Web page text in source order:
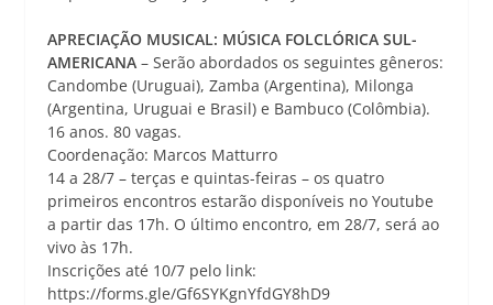
APRECIAÇÃO MUSICAL: MÚSICA FOLCLÓRICA SUL-
AMERICANA– Serão abordados os seguintes gêneros:
Candombe (Uruguai), Zamba (Argentina), Milonga
(Argentina, Uruguai e Brasil) e Bambuco (Colômbia).
16 anos. 80 vagas.
Coordenação: Marcos Matturro
14 a 28/7 – terças e quintas-feiras – os quatro
primeiros encontros estarão disponíveis no Youtube
a partir das 17h. O último encontro, em 28/7, será ao
vivo às 17h.
Inscrições até 10/7 pelo link:
https://forms.gle/Gf6SYKgnYfdGY8hD9